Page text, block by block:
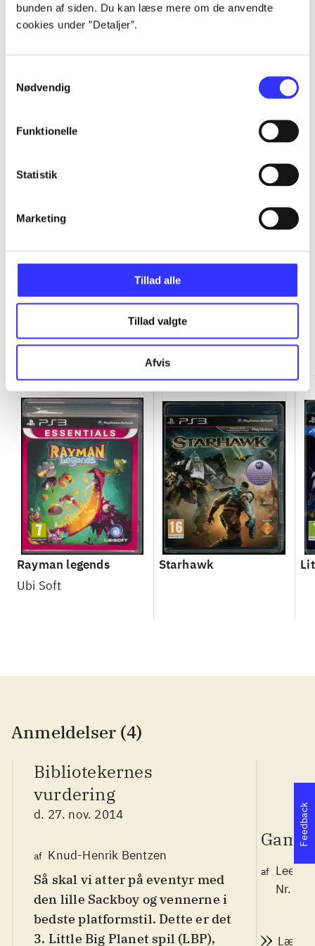
bunden af siden. Du kan læse mere om de anvendte
cookies under ”Detaljer”.
Nødvendig
Funktionelle
Statistik
Marketing
Tillad alle
Tillad valgte
Afvis
Alle registrerede artikler fordelt på udgivelser
Minder om
Rayman legends
Ubi Soft
Starhawk
Anmeldelser (4)
Bibliotekernes
vurdering
d. 27. nov. 2014
af Knud-Henrik Bentzen
Så skal vi atter på eventyr med
den lille Sackboy og vennerne i
bedste platformstil. Dette er det
3. Little Big Planet spil (LBP),
af Lee
Nr.
Læs
Feedback